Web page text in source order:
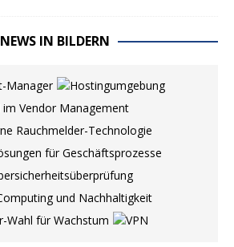
NEWS IN BILDERN